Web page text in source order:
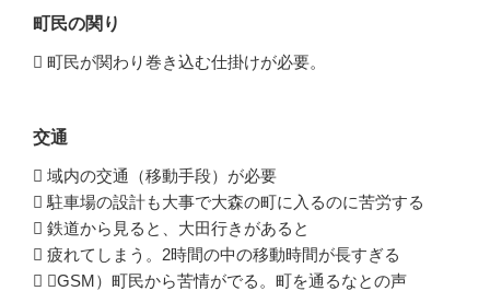
町民の関り
 町民が関わり巻き込む仕掛けが必要。
交通
 域内の交通（移動手段）が必要
 駐車場の設計も大事で大森の町に入るのに苦労する
 鉄道から見ると、大田行きがあると
 疲れてしまう。2時間の中の移動時間が長すぎる
 （GSM）町民から苦情がでる。町を通るなとの声